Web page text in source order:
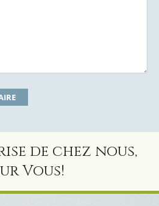
de chez nous,
Vous!